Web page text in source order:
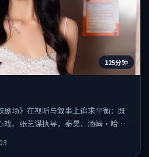
125分钟
场》在视听与叙事上追求平衡：既
戏。张艺谋执导，秦昊、汤姆·哈